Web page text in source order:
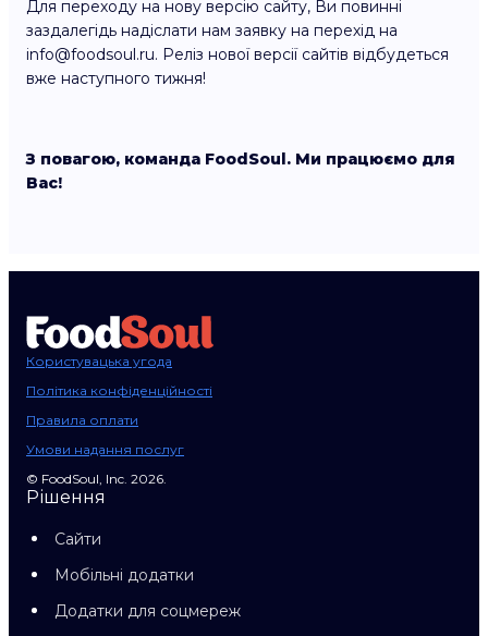
Для переходу на нову версію сайту, Ви повинні
заздалегідь надіслати нам заявку на перехід на
info@foodsoul.ru. Реліз нової версії сайтів відбудеться
вже наступного тижня!
З повагою, команда FoodSoul. Ми працюємо для
Вас!
Користувацька угода
Політика конфіденційності
Правила оплати
Умови надання послуг
© FoodSoul, Inc. 2026.
Рішення
Сайти
Мобільні додатки
Додатки для соцмереж